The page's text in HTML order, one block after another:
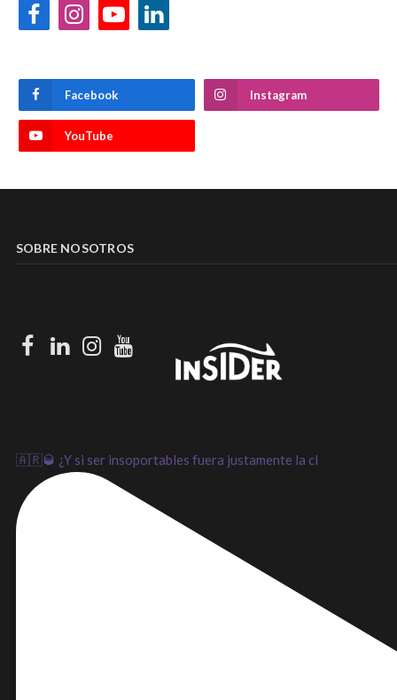
FacebookInstagramYouTubeLinkedIn
Facebook Instagram
YouTube
SOBRE NOSOTROS
Facebook
LinkedInInstagram
Youtube
🇦🇷🥃 ¿Y si ser insoportables fuera justamente la cl